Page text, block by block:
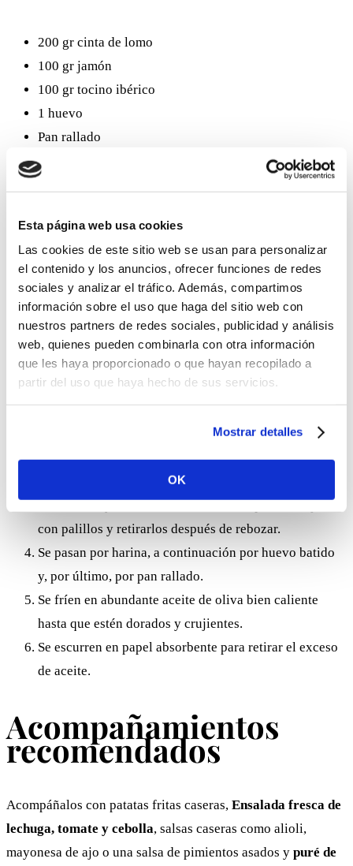
Esta página web usa cookies
Las cookies de este sitio web se usan para personalizar
el contenido y los anuncios, ofrecer funciones de redes
sociales y analizar el tráfico. Además, compartimos
información sobre el uso que haga del sitio web con
nuestros partners de redes sociales, publicidad y análisis
web, quienes pueden combinarla con otra información
que les haya proporcionado o que hayan recopilado a
partir del uso que haya hecho de sus servicios.
Mostrar detalles
OK
200 gr cinta de lomo
100 gr jamón
100 gr tocino ibérico
1 huevo
Pan rallado
Harina
Sal y pimienta al gusto
Preparación
Se aplastan lo más finamente posible los filetes, se
extienden y se marinan conzumo de limón, ajo y
perejil picado, sal y pimientadurante al menos 30
minutos para potenciar su sabor y jugosidad.
Se rellenan con tiras de jamón y tocino ibérico y se
Para evitar que se desarmen al freír, se pueden sujetar
con palillos y retirarlos después de rebozar.
Se pasan por harina, a continuación por huevo batido
y, por último, por pan rallado.
Se fríen en abundante aceite de oliva bien caliente
hasta que estén dorados y crujientes.
Se escurren en papel absorbente para retirar el exceso
de aceite.
Acompañamientos
recomendados
Acompáñalos con patatas fritas caseras, Ensalada fresca de
lechuga, tomate y cebolla, salsas caseras como alioli,
mayonesa de ajo o una salsa de pimientos asados y puré de